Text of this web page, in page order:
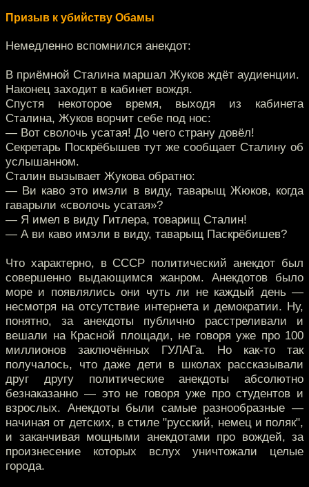
Призыв к убийству Обамы
Немедленно вспомнился анекдот:
В приёмной Сталина маршал Жуков ждёт аудиенции.
Наконец заходит в кабинет вождя.
Спустя некоторое время, выходя из кабинета
Сталина, Жуков ворчит себе под нос:
— Вот сволочь усатая! До чего страну довёл!
Секретарь Поскрёбышев тут же сообщает Сталину об
услышанном.
Сталин вызывает Жукова обратно:
— Ви каво это имэли в виду, таварыщ Жюков, когда
гаварыли «сволочь усатая»?
— Я имел в виду Гитлера, товарищ Сталин!
— А ви каво имэли в виду, таварыщ Паскрёбишев?
Что характерно, в СССР политический анекдот был
совершенно выдающимся жанром. Анекдотов было
море и появлялись они чуть ли не каждый день —
несмотря на отсутствие интернета и демократии. Ну,
понятно, за анекдоты публично расстреливали и
вешали на Красной площади, не говоря уже про 100
миллионов заключённых ГУЛАГа. Но как-то так
получалось, что даже дети в школах рассказывали
друг другу политические анекдоты абсолютно
безнаказанно — это не говоря уже про студентов и
взрослых. Анекдоты были самые разнообразные —
начиная от детских, в стиле "русский, немец и поляк",
и заканчивая мощными анекдотами про вождей, за
произнесение которых вслух уничтожали целые
города.